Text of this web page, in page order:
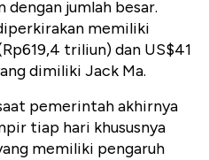
dengan jumlah besar.
memiliki
triliun) dan US$41
dimiliki Jack Ma.
pemerintah akhirnya
tiap hari khususnya
memiliki pengaruh